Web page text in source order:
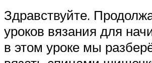
Здравствуйте.
уроков вязания для
в этом уроке мы